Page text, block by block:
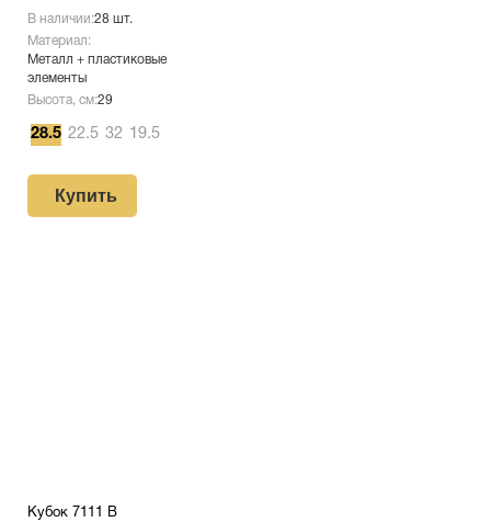
В наличии:28 шт.
Материал:
Металл + пластиковые
элементы
Высота, см:29
28.5 22.5 32 19.5
Купить
Кубок 7111 B